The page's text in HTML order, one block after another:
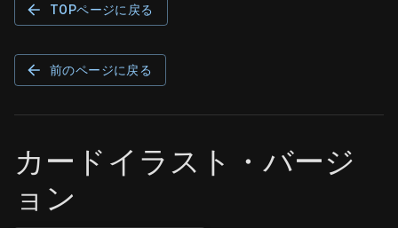
TOPページに戻る
前のページに戻る
カードイラスト・バージ
ョン